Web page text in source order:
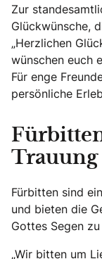
Zur
Glückwünsche,
„Herzlichen
wünschen euch
Für enge
persönliche
Trauung
Fürbitten sind
und bieten die
Gottes Segen
„Wir bitten um